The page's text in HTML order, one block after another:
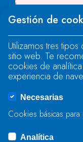
"text".
Se produjo
"text".
Se produjo
Gestión de
Utilizamos tres
sitio web. Te
cookies de
experiencia de
Necesarias
Cookies básicas
Analítica